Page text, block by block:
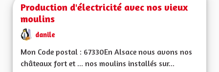
Production d'électricité avec nos vieux
moulins
danile
Mon Code postal : 67330En Alsace nous avons nos
châteaux fort et ... nos moulins installés sur...